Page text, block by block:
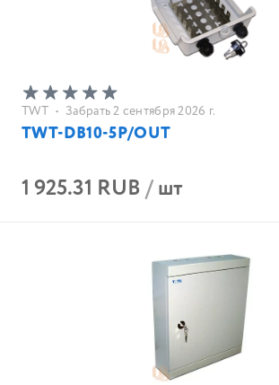
TWT • Забрать 2 сентября 2026 г.
TWT-DB10-5P/OUT
1 925.31 RUB/шт